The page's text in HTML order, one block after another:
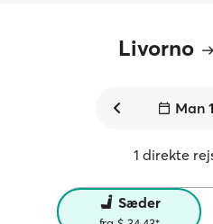
Livorno
Man
1 direkte
Sæder